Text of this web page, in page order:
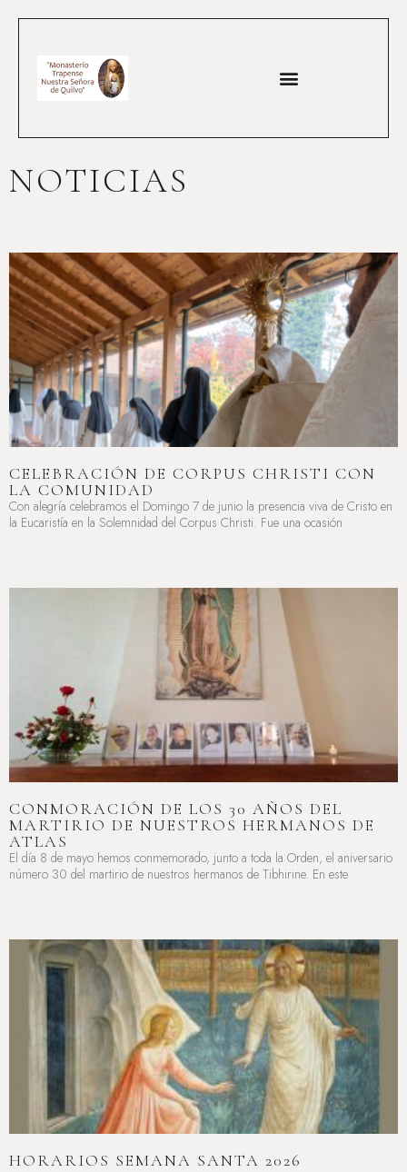
NOTICIAS
CELEBRACIÓN DE CORPUS CHRISTI CON
LA COMUNIDAD
Con alegría celebramos el Domingo 7 de junio la presencia viva de Cristo en
la Eucaristía en la Solemnidad del Corpus Christi. Fue una ocasión
CONMORACIÓN DE LOS 30 AÑOS DEL
MARTIRIO DE NUESTROS HERMANOS DE
ATLAS
El día 8 de mayo hemos conmemorado, junto a toda la Orden, el aniversario
número 30 del martirio de nuestros hermanos de Tibhirine. En este
HORARIOS SEMANA SANTA 2026